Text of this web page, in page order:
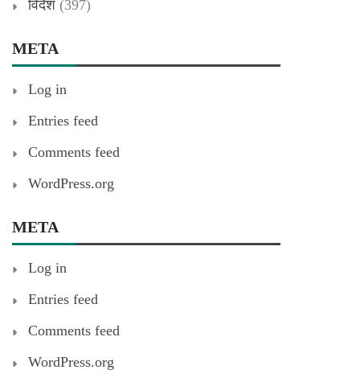
विदेश (397)
META
Log in
Entries feed
Comments feed
WordPress.org
META
Log in
Entries feed
Comments feed
WordPress.org